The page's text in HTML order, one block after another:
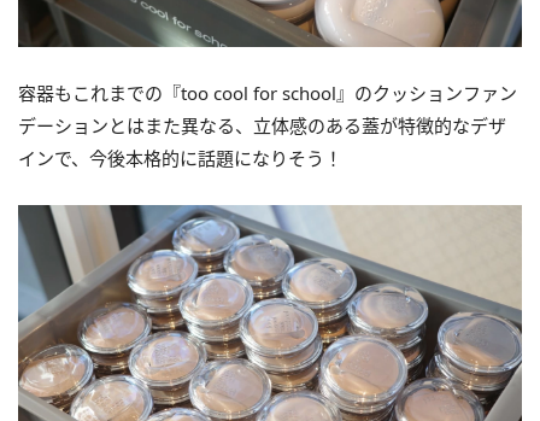
容器もこれまでの『too cool for school』のクッションファン
デーションとはまた異なる、立体感のある蓋が特徴的なデザ
インで、今後本格的に話題になりそう！